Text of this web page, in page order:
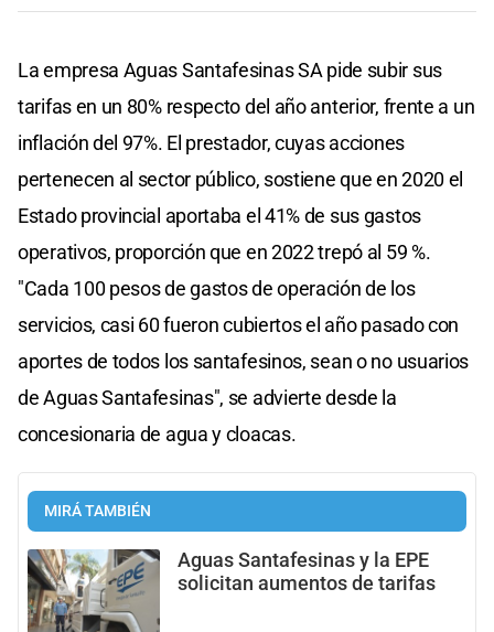
La empresa Aguas Santafesinas SA pide subir sus
tarifas en un 80% respecto del año anterior, frente a un
inflación del 97%. El prestador, cuyas acciones
pertenecen al sector público, sostiene que en 2020 el
Estado provincial aportaba el 41% de sus gastos
operativos, proporción que en 2022 trepó al 59 %.
"Cada 100 pesos de gastos de operación de los
servicios, casi 60 fueron cubiertos el año pasado con
aportes de todos los santafesinos, sean o no usuarios
de Aguas Santafesinas", se advierte desde la
concesionaria de agua y cloacas.
MIRÁ TAMBIÉN
Aguas Santafesinas y la EPE
solicitan aumentos de tarifas